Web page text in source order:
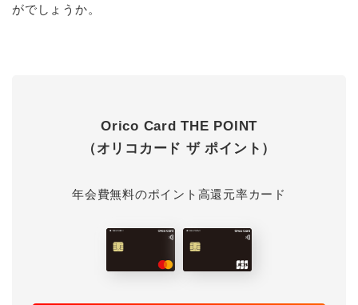
がでしょうか。
Orico Card THE POINT
（オリコカード ザ ポイント）
年会費無料のポイント高還元率カード